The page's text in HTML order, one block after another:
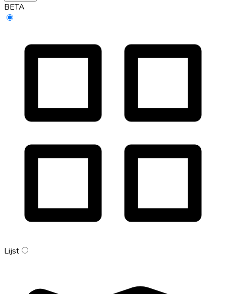
BETA
Lijst